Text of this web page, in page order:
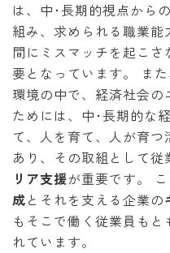
は、中･長期的視点から
組み、求められる職業
間にミスマッチを起こ
要となっています。 ま
環境の中で、経済社会の
ためには、中･長期的な
て、人を育て、人が育
あり、その取組として従
リア支援が重要です。
成とそれを支える企業の
もそこで働く従業員も
れています。